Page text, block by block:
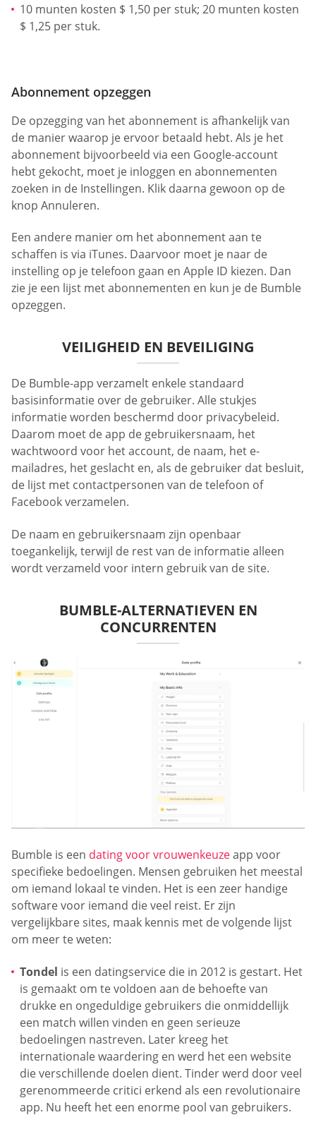
10 munten kosten $ 1,50 per stuk; 20 munten kosten
$ 1,25 per stuk.
Abonnement opzeggen
De opzegging van het abonnement is afhankelijk van
de manier waarop je ervoor betaald hebt. Als je het
abonnement bijvoorbeeld via een Google-account
hebt gekocht, moet je inloggen en abonnementen
zoeken in de Instellingen. Klik daarna gewoon op de
knop Annuleren.
Een andere manier om het abonnement aan te
schaffen is via iTunes. Daarvoor moet je naar de
instelling op je telefoon gaan en Apple ID kiezen. Dan
zie je een lijst met abonnementen en kun je de Bumble
opzeggen.
VEILIGHEID EN BEVEILIGING
De Bumble-app verzamelt enkele standaard
basisinformatie over de gebruiker. Alle stukjes
informatie worden beschermd door privacybeleid.
Daarom moet de app de gebruikersnaam, het
wachtwoord voor het account, de naam, het e-
mailadres, het geslacht en, als de gebruiker dat besluit,
de lijst met contactpersonen van de telefoon of
Facebook verzamelen.
De naam en gebruikersnaam zijn openbaar
toegankelijk, terwijl de rest van de informatie alleen
wordt verzameld voor intern gebruik van de site.
BUMBLE-ALTERNATIEVEN EN
CONCURRENTEN
Bumble is een dating voor vrouwenkeuzeapp voor
specifieke bedoelingen. Mensen gebruiken het meestal
om iemand lokaal te vinden. Het is een zeer handige
software voor iemand die veel reist. Er zijn
vergelijkbare sites, maak kennis met de volgende lijst
om meer te weten:
Tondel is een datingservice die in 2012 is gestart. Het
is gemaakt om te voldoen aan de behoefte van
drukke en ongeduldige gebruikers die onmiddellijk
een match willen vinden en geen serieuze
bedoelingen nastreven. Later kreeg het
internationale waardering en werd het een website
die verschillende doelen dient. Tinder werd door veel
gerenommeerde critici erkend als een revolutionaire
app. Nu heeft het een enorme pool van gebruikers.